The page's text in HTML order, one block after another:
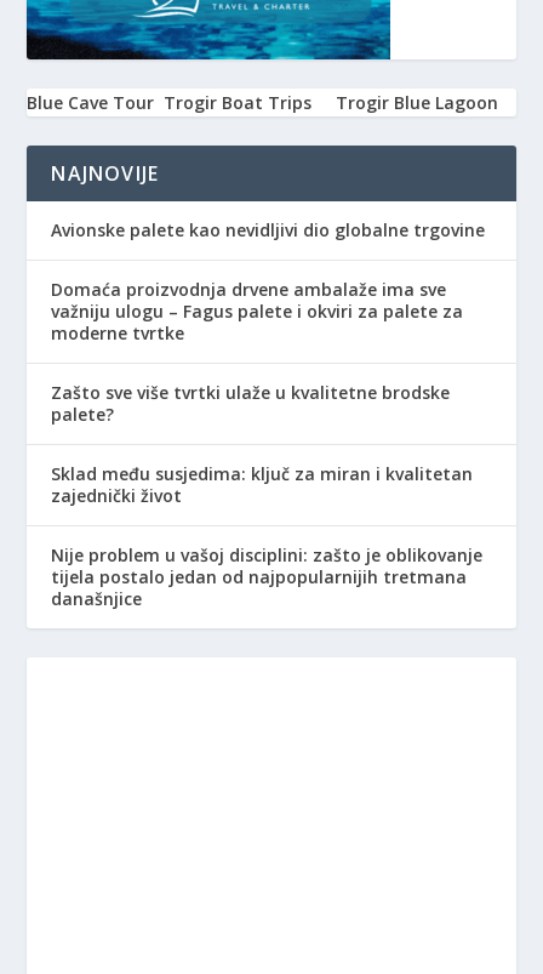
Blue Cave Tour Trogir Boat Trips Trogir Blue Lagoon
NAJNOVIJE
Avionske palete kao nevidljivi dio globalne trgovine
Domaća proizvodnja drvene ambalaže ima sve
važniju ulogu – Fagus palete i okviri za palete za
moderne tvrtke
Zašto sve više tvrtki ulaže u kvalitetne brodske
palete?
Sklad među susjedima: ključ za miran i kvalitetan
zajednički život
Nije problem u vašoj disciplini: zašto je oblikovanje
tijela postalo jedan od najpopularnijih tretmana
današnjice